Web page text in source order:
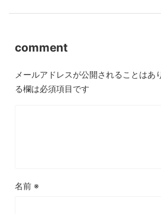
comment
メールアドレスが公開されることはあ
る欄は必須項目です
名前 ※